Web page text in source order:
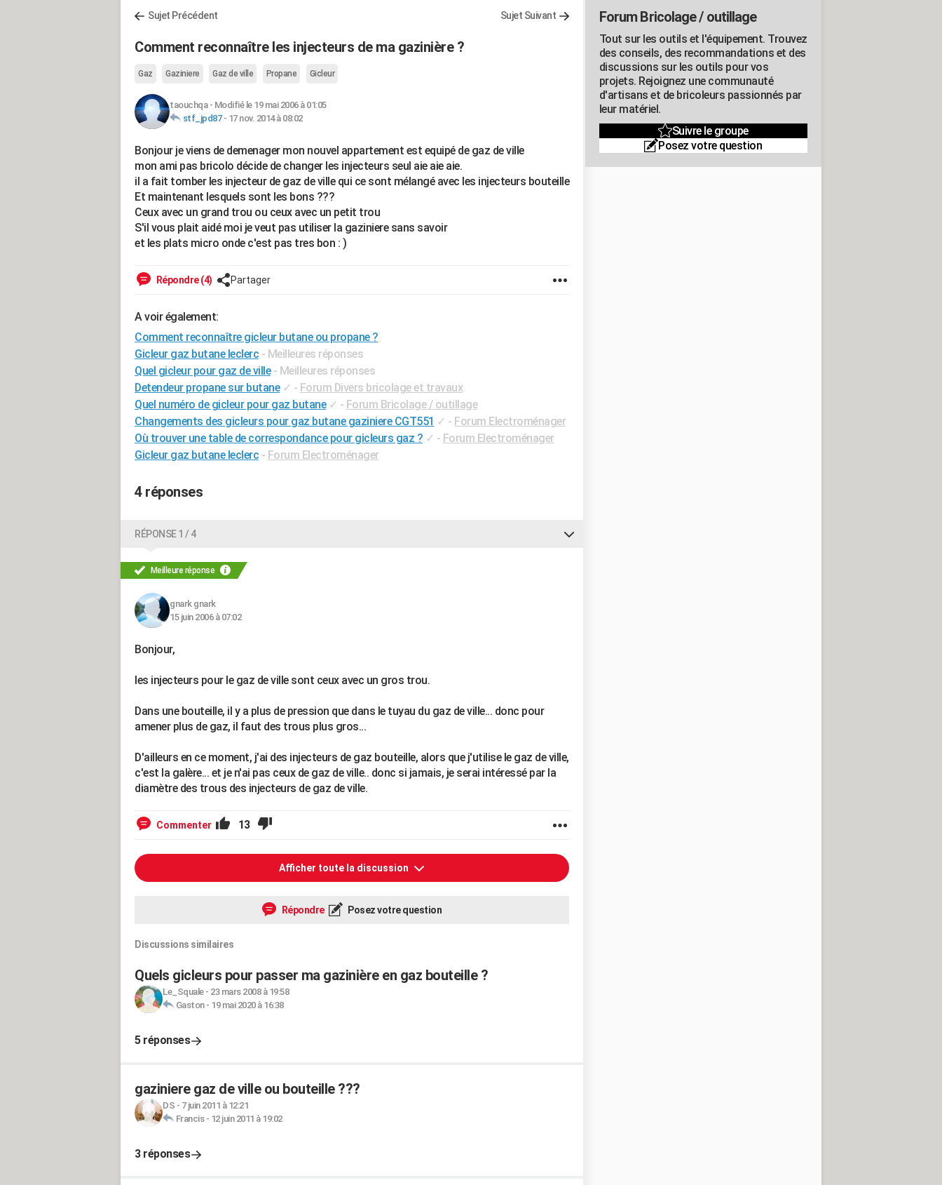
Sujet Précédent Sujet Suivant
Comment reconnaître les injecteurs de ma gazinière ?
Gaz Gaziniere Gaz de ville Propane Gicleur
taouchqa- Modifié le 19 mai 2006 à 01:05
stf_jpd87- 17 nov. 2014 à 08:02
Bonjour je viens de demenager mon nouvel appartement est equipé de gaz de ville
mon ami pas bricolo décide de changer les injecteurs seul aie aie aie.
il a fait tomber les injecteur de gaz de ville qui ce sont mélangé avec les injecteurs bouteille
Et maintenant lesquels sont les bons ???
Ceux avec un grand trou ou ceux avec un petit trou
S'il vous plait aidé moi je veut pas utiliser la gaziniere sans savoir
et les plats micro onde c'est pas tres bon : )
Répondre (4) Partager
A voir également:
Comment reconnaître gicleur butane ou propane ?
Gicleur gaz butane leclerc - Meilleures réponses
Quel gicleur pour gaz de ville - Meilleures réponses
Detendeur propane sur butane ✓ - Forum Divers bricolage et travaux
Quel numéro de gicleur pour gaz butane ✓ - Forum Bricolage / outillage
Changements des gicleurs pour gaz butane gaziniere CGT551 ✓ - Forum Electroménager
Où trouver une table de correspondance pour gicleurs gaz ? ✓ - Forum Electroménager
Gicleur gaz butane leclerc - Forum Electroménager
4 réponses
RÉPONSE 1 / 4
Meilleure réponse
gnark gnark
15 juin 2006 à 07:02
Bonjour,
les injecteurs pour le gaz de ville sont ceux avec un gros trou.
Dans une bouteille, il y a plus de pression que dans le tuyau du gaz de ville... donc pour
amener plus de gaz, il faut des trous plus gros...
D'ailleurs en ce moment, j'ai des injecteurs de gaz bouteille, alors que j'utilise le gaz de ville,
c'est la galère... et je n'ai pas ceux de gaz de ville.. donc si jamais, je serai intéressé par la
diamètre des trous des injecteurs de gaz de ville.
Commenter 13
Afficher toute la discussion
Répondre Posez votre question
Discussions similaires
Quels gicleurs pour passer ma gazinière en gaz bouteille ?
Le_Squale- 23 mars 2008 à 19:58
Gaston- 19 mai 2020 à 16:38
5 réponses
gaziniere gaz de ville ou bouteille ???
DS - 7 juin 2011 à 12:21
Francis- 12 juin 2011 à 19:02
3 réponses
Forum Bricolage / outillage
Tout sur les outils et l'équipement. Trouvez
des conseils, des recommandations et des
discussions sur les outils pour vos
projets. Rejoignez une communauté
d'artisans et de bricoleurs passionnés par
leur matériel.
Suivre le groupe
Posez votre question